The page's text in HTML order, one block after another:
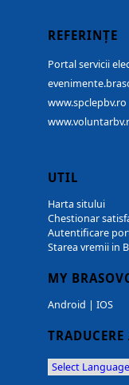
REFERINȚE
Portal servicii
www.spclepbv.ro
UTIL
Harta sitului
Chestionar
Autentificare
Starea vremii in
MY
Android | IOS